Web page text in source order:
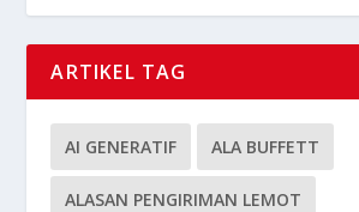
ARTIKEL TAG
AI GENERATIF ALA BUFFETT
ALASAN PENGIRIMAN LEMOT